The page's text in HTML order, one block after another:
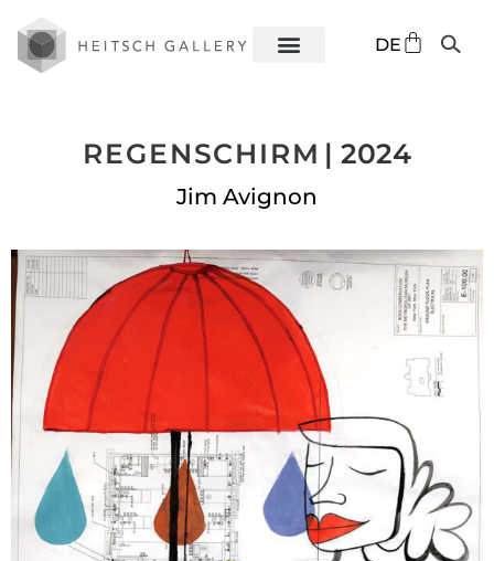
DE
ES
REGENSCHIRM | 2024
Jim Avignon